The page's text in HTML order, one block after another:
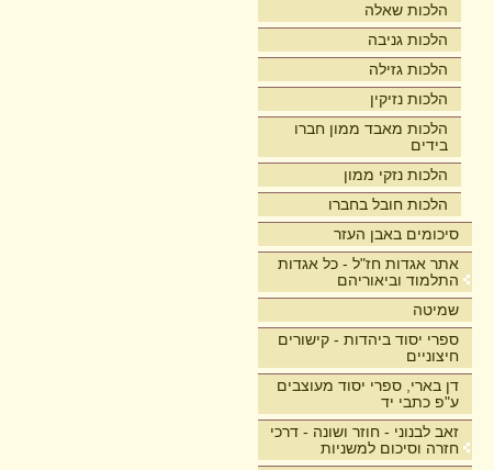
הלכות שאלה
הלכות גניבה
הלכות גזילה
הלכות נזיקין
הלכות מאבד ממון חברו
בידים
הלכות נזקי ממון
הלכות חובל בחברו
סיכומים באבן העזר
אתר אגדות חז"ל - כל אגדות
התלמוד וביאוריהם
שמיטה
ספרי יסוד ביהדות - קישורים
חיצוניים
דן בארי, ספרי יסוד מעוצבים
ע"פ כתבי יד
זאב לבנוני - חוזר ושונה - דרכי
חזרה וסיכום למשניות